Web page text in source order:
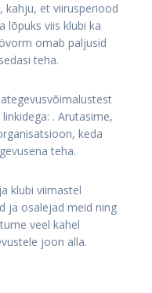
kahju, et viirusperiood
lõpuks viis klubi ka
omab paljusid
teha.
. Arutasime,
keda
teha.
klubi viimastel
ja osalejad meid ning
veel kahel
joon alla.